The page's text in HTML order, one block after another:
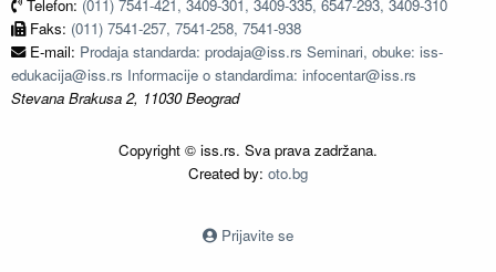
Telefon: (011) 7541-421, 3409-301, 3409-335, 6547-293, 3409-310
Faks: (011) 7541-257, 7541-258, 7541-938
E-mail: Prodaja standarda: prodaja@iss.rs Seminari, obuke: iss-
edukacija@iss.rs Informacije o standardima: infocentar@iss.rs
Stevana Brakusa 2, 11030 Beograd
Copyright © iss.rs. Sva prava zadržana.
Created by: oto.bg
Prijavite se